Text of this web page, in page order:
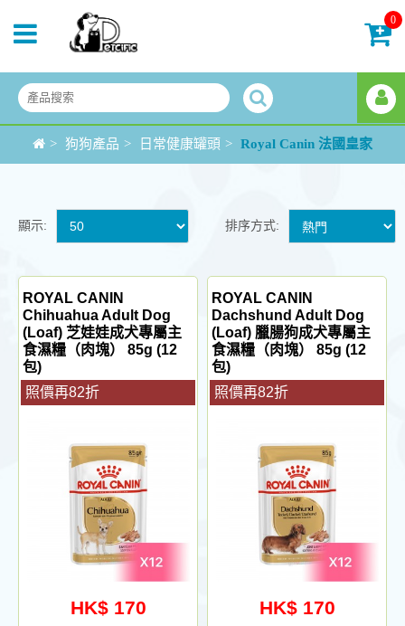
0
> 狗狗產品 > 日常健康罐頭 > Royal Canin 法國皇家
排序方式:
顯示:
ROYAL CANIN
Chihuahua Adult Dog
(Loaf) 芝娃娃成犬專屬主
食濕糧（肉塊） 85g (12
包)
照價再82折
HK$ 170
ROYAL CANIN
Dachshund Adult Dog
(Loaf) 臘腸狗成犬專屬主
食濕糧（肉塊） 85g (12
包)
照價再82折
HK$ 170